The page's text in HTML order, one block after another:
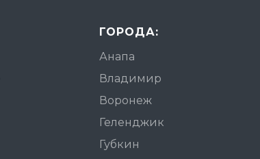
ГОРОДА:
Анапа
Владимир
Воронеж
Геленджик
Губкин